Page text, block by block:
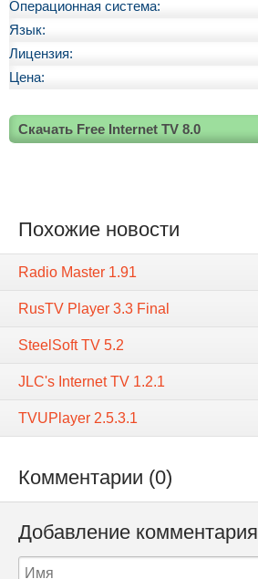
Операционная система:
Язык:
Лицензия:
Цена:
Скачать Free Internet TV 8.0
Похожие новости
Radio Master 1.91
RusTV Player 3.3 Final
SteelSoft TV 5.2
JLC's Internet TV 1.2.1
TVUPlayer 2.5.3.1
Комментарии (0)
Добавление комментария